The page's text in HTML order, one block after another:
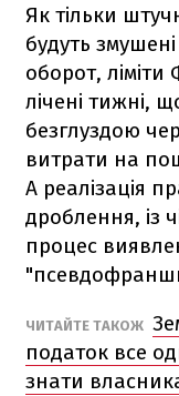
Як тільки
будуть
оборот,
лічені тижні,
безглуздою
витрати на
А реалізація
дроблення, із
процес
ЧИТАЙТЕ ТАКОЖ
податок все
знати